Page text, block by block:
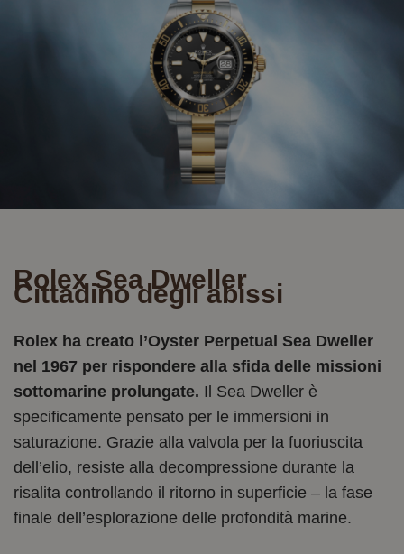
Rolex Sea Dweller
Cittadino degli abissi
Rolex ha creato l’Oyster Perpetual Sea Dweller
nel 1967 per rispondere alla sfida delle missioni
sottomarine prolungate. Il Sea Dweller è
specificamente pensato per le immersioni in
saturazione. Grazie alla valvola per la fuoriuscita
dell’elio, resiste alla decompressione durante la
risalita controllando il ritorno in superficie – la fase
finale dell’esplorazione delle profondità marine.